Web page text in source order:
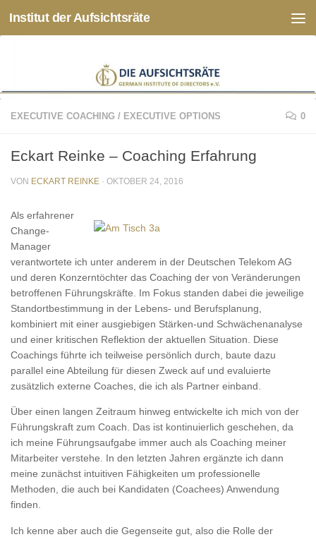
Zum Inhalt springen
Institut der Aufsichtsräte
EXECUTIVE COACHING / EXECUTIVE OPTIONS 0
Eckart Reinke – Coaching Erfahrung
VON ECKART REINKE · OKTOBER 24, 2016
Als erfahrener
Change-
Manager
verantwortete ich unter anderem in der Deutschen Telekom AG
und deren Konzerntöchter das Coaching der von Veränderungen
betroffenen Führungskräfte. Im Fokus standen dabei die jeweilige
Standortbestimmung in der Lebens- und Berufsplanung,
kombiniert mit einer ausgiebigen Stärken-und Schwächenanalyse
und einer kritischen Reflektion der aktuellen Situation. Diese
Coachings führte ich teilweise persönlich durch, baute dazu
parallel eine Abteilung für diesen Zweck auf und evaluierte
zusätzlich externe Coaches, die ich als Partner einband.
Über einen langen Zeitraum hinweg entwickelte ich mich von der
Führungskraft zum Coach. Das ist kontinuierlich geschehen, da
ich meine Führungsaufgabe immer auch als Coaching meiner
Mitarbeiter verstehe. In den letzten Jahren ergänzte ich dann
meine zunächst intuitiven Fähigkeiten um professionelle
Methoden, die auch bei Kandidaten (Coachees) Anwendung
finden.
Ich kenne aber auch die Gegenseite gut, also die Rolle der